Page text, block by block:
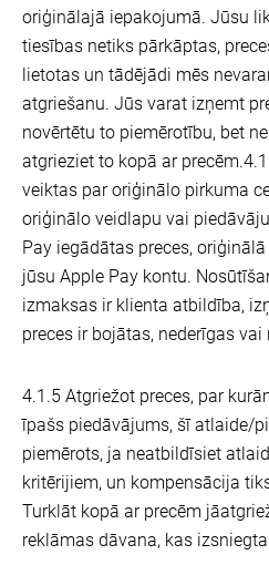
oriģinālajā iepakojumā. Jūsu
tiesības netiks pārkāptas,
lietotas un tādējādi mēs
atgriešanu. Jūs varat izņemt
novērtētu to piemērotību, bet
atgrieziet to kopā ar
veiktas par oriģinālo pirkuma
oriģinālo veidlapu vai
Pay iegādātas preces,
jūsu Apple Pay kontu.
izmaksas ir klienta atbildība,
preces ir bojātas, nederīgas
4.1.5 Atgriežot preces, par
īpašs piedāvājums, šī atlaide/
piemērots, ja neatbildīsiet
kritērijiem, un kompensācija
Turklāt kopā ar precēm
reklāmas dāvana, kas